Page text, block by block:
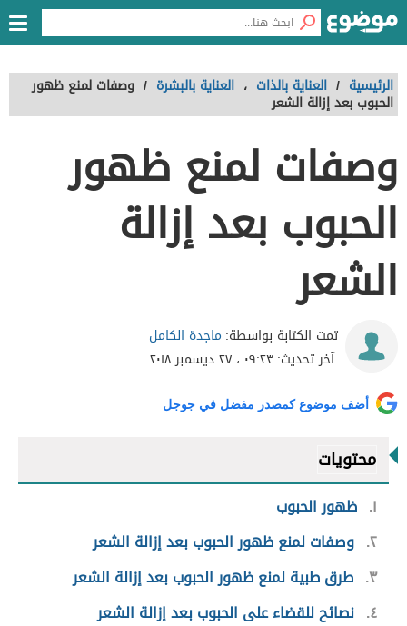
الرئيسية / العناية بالذات ، العناية بالبشرة / وصفات لمنع ظهور
الحبوب بعد إزالة الشعر
وصفات لمنع ظهور
الحبوب بعد إزالة
الشعر
تمت الكتابة بواسطة: ماجدة الكامل
آخر تحديث:٠٩:٢٣ ، ٢٧ ديسمبر ٢٠١٨
أضف موضوع كمصدر مفضل في جوجل
محتويات
١ ظهور الحبوب
٢ وصفات لمنع ظهور الحبوب بعد إزالة الشعر
٣ طرق طبية لمنع ظهور الحبوب بعد إزالة الشعر
٤ نصائح للقضاء على الحبوب بعد إزالة الشعر